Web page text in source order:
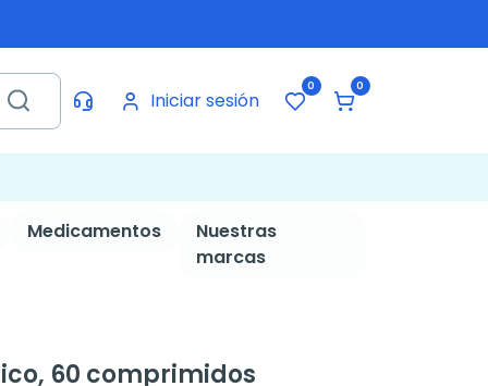
Iniciar sesión
0 0
Medicamentos
Nuestras
marcas
60 comprimidos